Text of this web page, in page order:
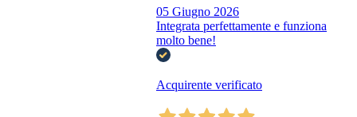
05 Giugno 2026
Integrata perfettamente e funziona
molto bene!
Acquirente verificato